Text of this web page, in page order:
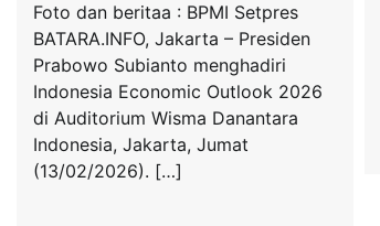
Foto dan beritaa : BPMI Setpres
BATARA.INFO, Jakarta – Presiden
Prabowo Subianto menghadiri
Indonesia Economic Outlook 2026
di Auditorium Wisma Danantara
Indonesia, Jakarta, Jumat
(13/02/2026). […]